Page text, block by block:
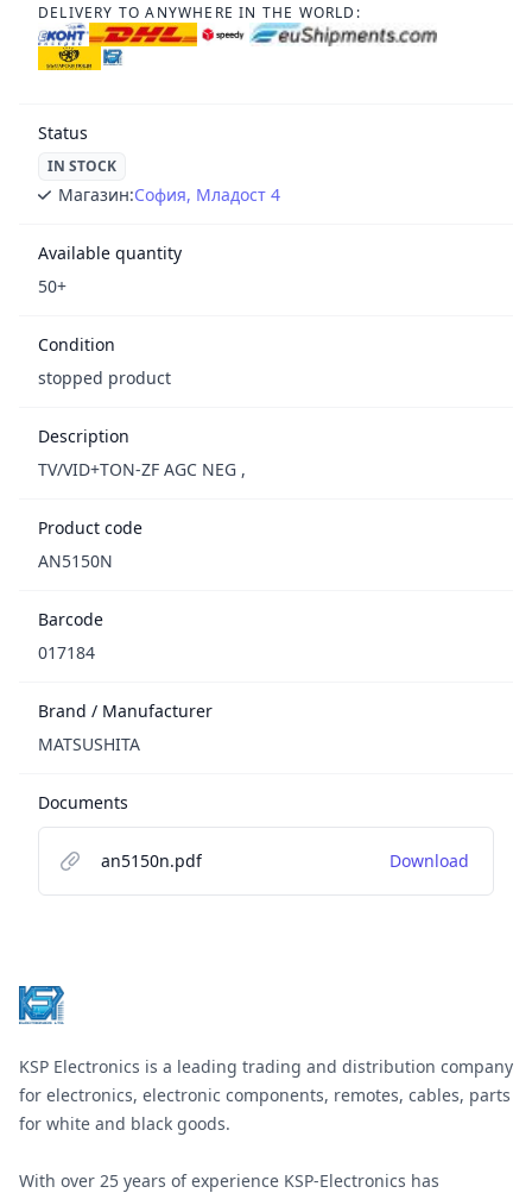
DELIVERY TO ANYWHERE IN THE WORLD:
Status
IN STOCK
Магазин:София, Младост 4
Available quantity
50+
Condition
stopped product
Description
TV/VID+TON-ZF AGC NEG ,
Product code
AN5150N
Barcode
017184
Brand / Manufacturer
MATSUSHITA
Documents
an5150n.pdf Download
KSP Electronics is a leading trading and distribution company
for electronics, electronic components, remotes, cables, parts
for white and black goods.
With over 25 years of experience KSP-Electronics has